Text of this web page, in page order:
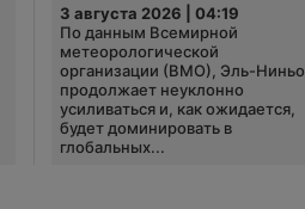
3 августа 2026 | 04:19
По данным Всемирной
метеорологической
организации (ВМО), Эль-Ниньо
продолжает неуклонно
усиливаться и, как ожидается,
будет доминировать в
глобальных...